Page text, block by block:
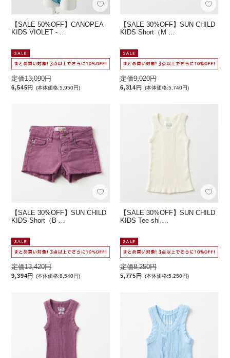
【SALE 50%OFF】CANOPEA
KIDS VIOLET - …
定価13,090円
6,545円 (本体価格:5,950円)
【SALE 30%OFF】SUN CHILD
KIDS Short（M …
定価9,020円
6,314円 (本体価格:5,740円)
【SALE 30%OFF】SUN CHILD
KIDS Short（B …
定価13,420円
9,394円 (本体価格:8,540円)
【SALE 30%OFF】SUN CHILD
KIDS Tee shi …
定価8,250円
5,775円 (本体価格:5,250円)